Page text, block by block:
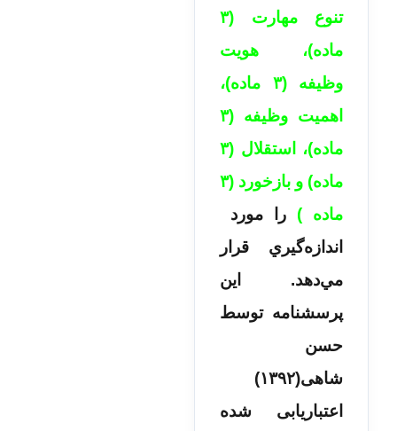
تنوع مهارت (۳
ماده)، هويت
وظيفه (۳ ماده)،
اهميت وظيفه (۳
ماده)، استقلال (۳
ماده) و بازخورد (۳
ماده ) را مورد
اندازه‌گيري قرار
مي‌دهد. این
پرسشنامه توسط
حسن
شاهی(۱۳۹۲)
اعتباریابی شده